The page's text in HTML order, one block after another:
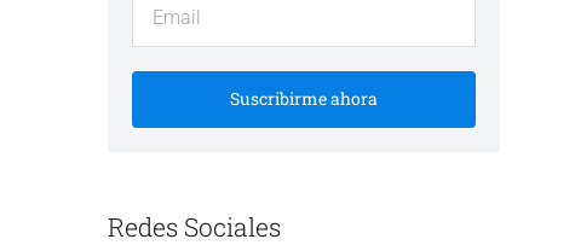
Suscribirme ahora
Redes Sociales